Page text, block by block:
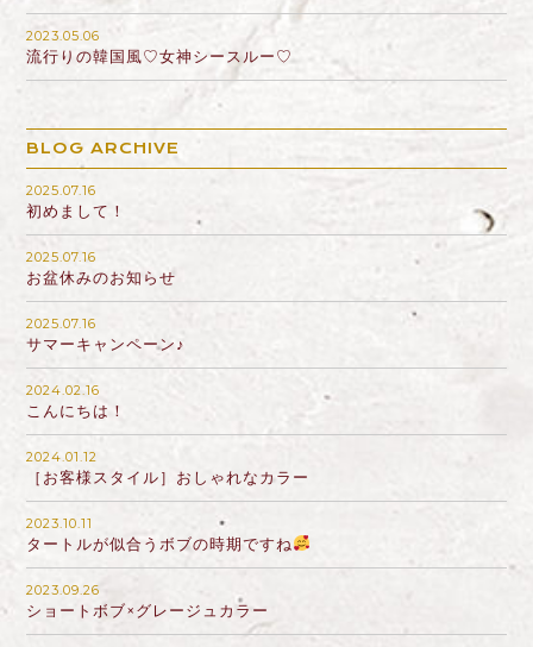
2023.05.06
流行りの韓国風♡女神シースルー♡
BLOG ARCHIVE
2025.07.16
初めまして！
2025.07.16
お盆休みのお知らせ
2025.07.16
サマーキャンペーン♪
2024.02.16
こんにちは！
2024.01.12
［お客様スタイル］おしゃれなカラー
2023.10.11
タートルが似合うボブの時期ですね
2023.09.26
ショートボブ×グレージュカラー